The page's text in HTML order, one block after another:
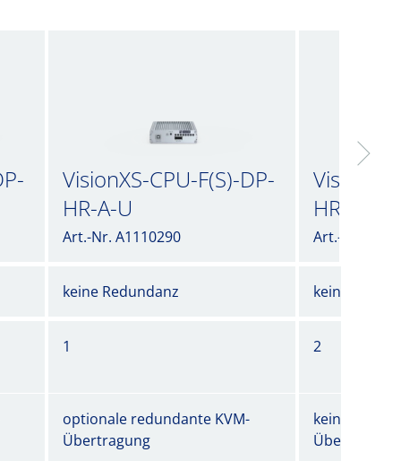
VisionXS-CPU-F(S)-DP-
HR-A-U
Art.-Nr. A1110290
VisionXS-
HR-A-U2
Art.-Nr.
keine Redundanz keine
1 2
optionale redundante KVM-
Übertragung
keine
Übertragung